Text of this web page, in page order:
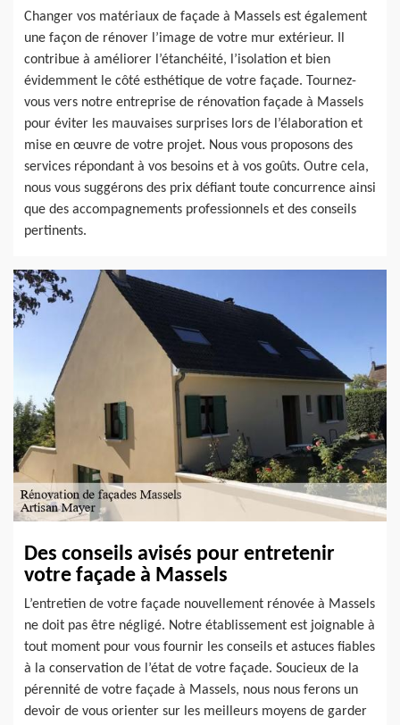
Changer vos matériaux de façade à Massels est également
une façon de rénover l’image de votre mur extérieur. Il
contribue à améliorer l’étanchéité, l’isolation et bien
évidemment le côté esthétique de votre façade. Tournez-
vous vers notre entreprise de rénovation façade à Massels
pour éviter les mauvaises surprises lors de l’élaboration et
mise en œuvre de votre projet. Nous vous proposons des
services répondant à vos besoins et à vos goûts. Outre cela,
nous vous suggérons des prix défiant toute concurrence ainsi
que des accompagnements professionnels et des conseils
pertinents.
Des conseils avisés pour entretenir
votre façade à Massels
L’entretien de votre façade nouvellement rénovée à Massels
ne doit pas être négligé. Notre établissement est joignable à
tout moment pour vous fournir les conseils et astuces fiables
à la conservation de l’état de votre façade. Soucieux de la
pérennité de votre façade à Massels, nous nous ferons un
devoir de vous orienter sur les meilleurs moyens de garder